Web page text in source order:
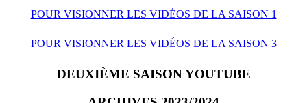
POUR VISIONNER LES VIDÉOS DE LA SAISON 1
POUR VISIONNER LES VIDÉOS DE LA SAISON 3
DEUXIÈME SAISON YOUTUBE